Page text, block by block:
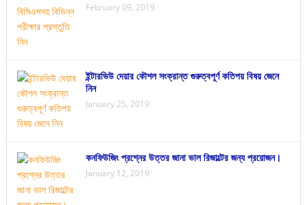
February 09, 2019
ইন্টারভিউ দেয়ার কৌশল সংক্রান্ত গুরুত্বপূর্ণ কতিপয় বিষয় জেনে
নিন
January 25, 2019
কনফিউজিং প্রশ্নের উত্তর জানা ভাল রিজাল্টের জন্য প্রয়োজন।
January 12, 2019